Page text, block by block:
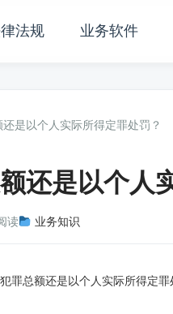
法规 业务软件
是以个人实际所得定罪处罚？
还是以个人
读 业务知识
罪总额还是以个人实际所得定罪